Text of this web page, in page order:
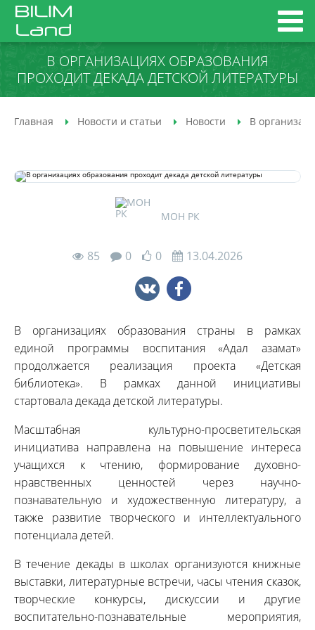
В ОРГАНИЗАЦИЯХ ОБРАЗОВАНИЯ
ПРОХОДИТ ДЕКАДА ДЕТСКОЙ ЛИТЕРАТУРЫ
Главная Новости и статьи Новости В
МОН РК
85 0 0 13.04.2026
В организациях образования страны в рамках
единой программы воспитания «Адал азамат»
продолжается реализация проекта «Детская
библиотека». В рамках данной инициативы
стартовала декада детской литературы.
Масштабная культурно-просветительская
инициатива направлена на повышение интереса
учащихся к чтению, формирование духовно-
нравственных ценностей через научно-
познавательную и художественную литературу, а
также развитие творческого и интеллектуального
потенциала детей.
В течение декады в школах организуются книжные
выставки, литературные встречи, часы чтения сказок,
творческие конкурсы, дискуссии и другие
воспитательно-познавательные мероприятия,